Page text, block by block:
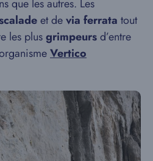
que les autres. Les
et devia ferrata tout
les plusgrimpeursd’entre
Vertico